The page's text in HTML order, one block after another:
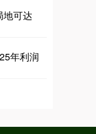
地可达
年利润